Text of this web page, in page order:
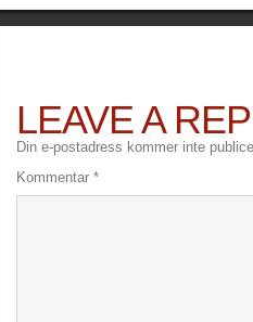
LEAVE A
Din e-postadress kommer inte
Kommentar *